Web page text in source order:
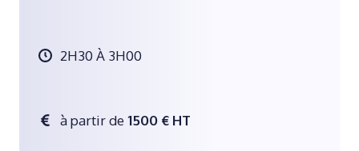
2H30 À 3H00
à partir de1500 € HT